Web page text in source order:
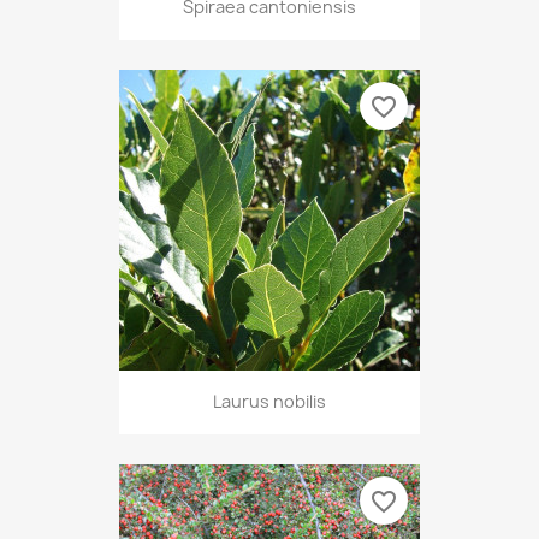
Spiraea cantoniensis
Laurus nobilis
favorite_border
favorite_border